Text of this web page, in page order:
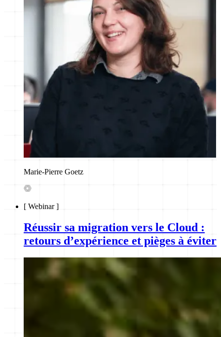
Marie-Pierre Goetz
[ Webinar]
Réussir sa migration vers le Cloud :
retours d’expérience et pièges à éviter